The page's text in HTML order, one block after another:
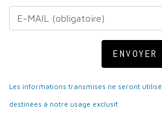
ENVOYER
Les informations transmises ne seront
destinées à notre usage exclusif.